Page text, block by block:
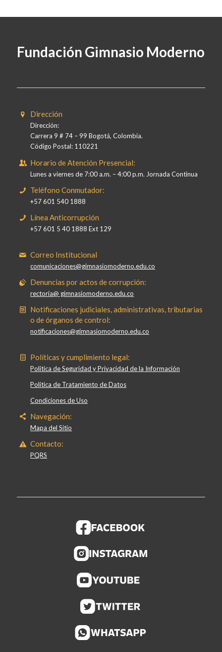
Fundación Gimnasio Moderno
Dirección
Dirección:
Carrera 9 # 74 – 99 Bogotá, Colombia.
Código Postal: 110221
Horario de Atención Presencial:
Lunes a viernes de 7:00 a.m. – 4:00 p.m. Jornada Continua
Teléfono Conmutador:
+57 601 540 1888
Línea Anticorrupción
+57 601 5 40 1888 Ext 129
Correo Institucional
comunicaciones@gimnasiomoderno.edu.co
Denuncias por actos de corrupción:
rectoria@ gimnasiomoderno.edu.co
Notificaciones judiciales, administrativas, tributarias
o de órganos de control:
notificaciones@gimnasiomoderno.edu.co
Políticas y cumplimiento legal:
Política de Seguridad y Privacidad de la Información
Política de Tratamiento de Datos
Condiciones de Uso
Navegación:
Mapa del Sitio
Contacto:
PQRS